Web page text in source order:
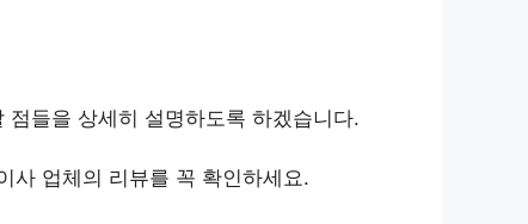
들을 상세히 설명하도록 하겠습니다.
사 업체의 리뷰를 꼭 확인하세요.